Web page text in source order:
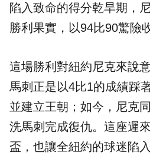
陷入致命的得分乾旱期，
勝利果實，以94比90驚險
這場勝利對紐約尼克來說
馬刺正是以4比1的成績踩
並建立王朝；如今，尼克
洗馬刺完成復仇。這座遲
盃，也讓全紐約的球迷陷